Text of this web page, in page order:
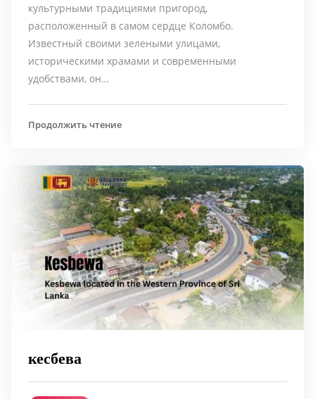
культурными традициями пригород,
расположенный в самом сердце Коломбо.
Известный своими зелеными улицами,
историческими храмами и современными
удобствами, он…
Продолжить чтение
кесбева